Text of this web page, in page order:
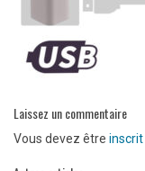
Laissez un commentaire
Vous devez être inscrit